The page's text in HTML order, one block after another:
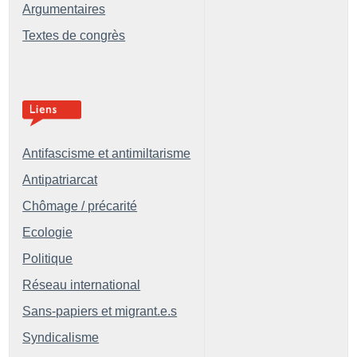
Argumentaires
Textes de congrès
Antifascisme et antimiltarisme
Antipatriarcat
Chômage / précarité
Ecologie
Politique
Réseau international
Sans-papiers et migrant.e.s
Syndicalisme